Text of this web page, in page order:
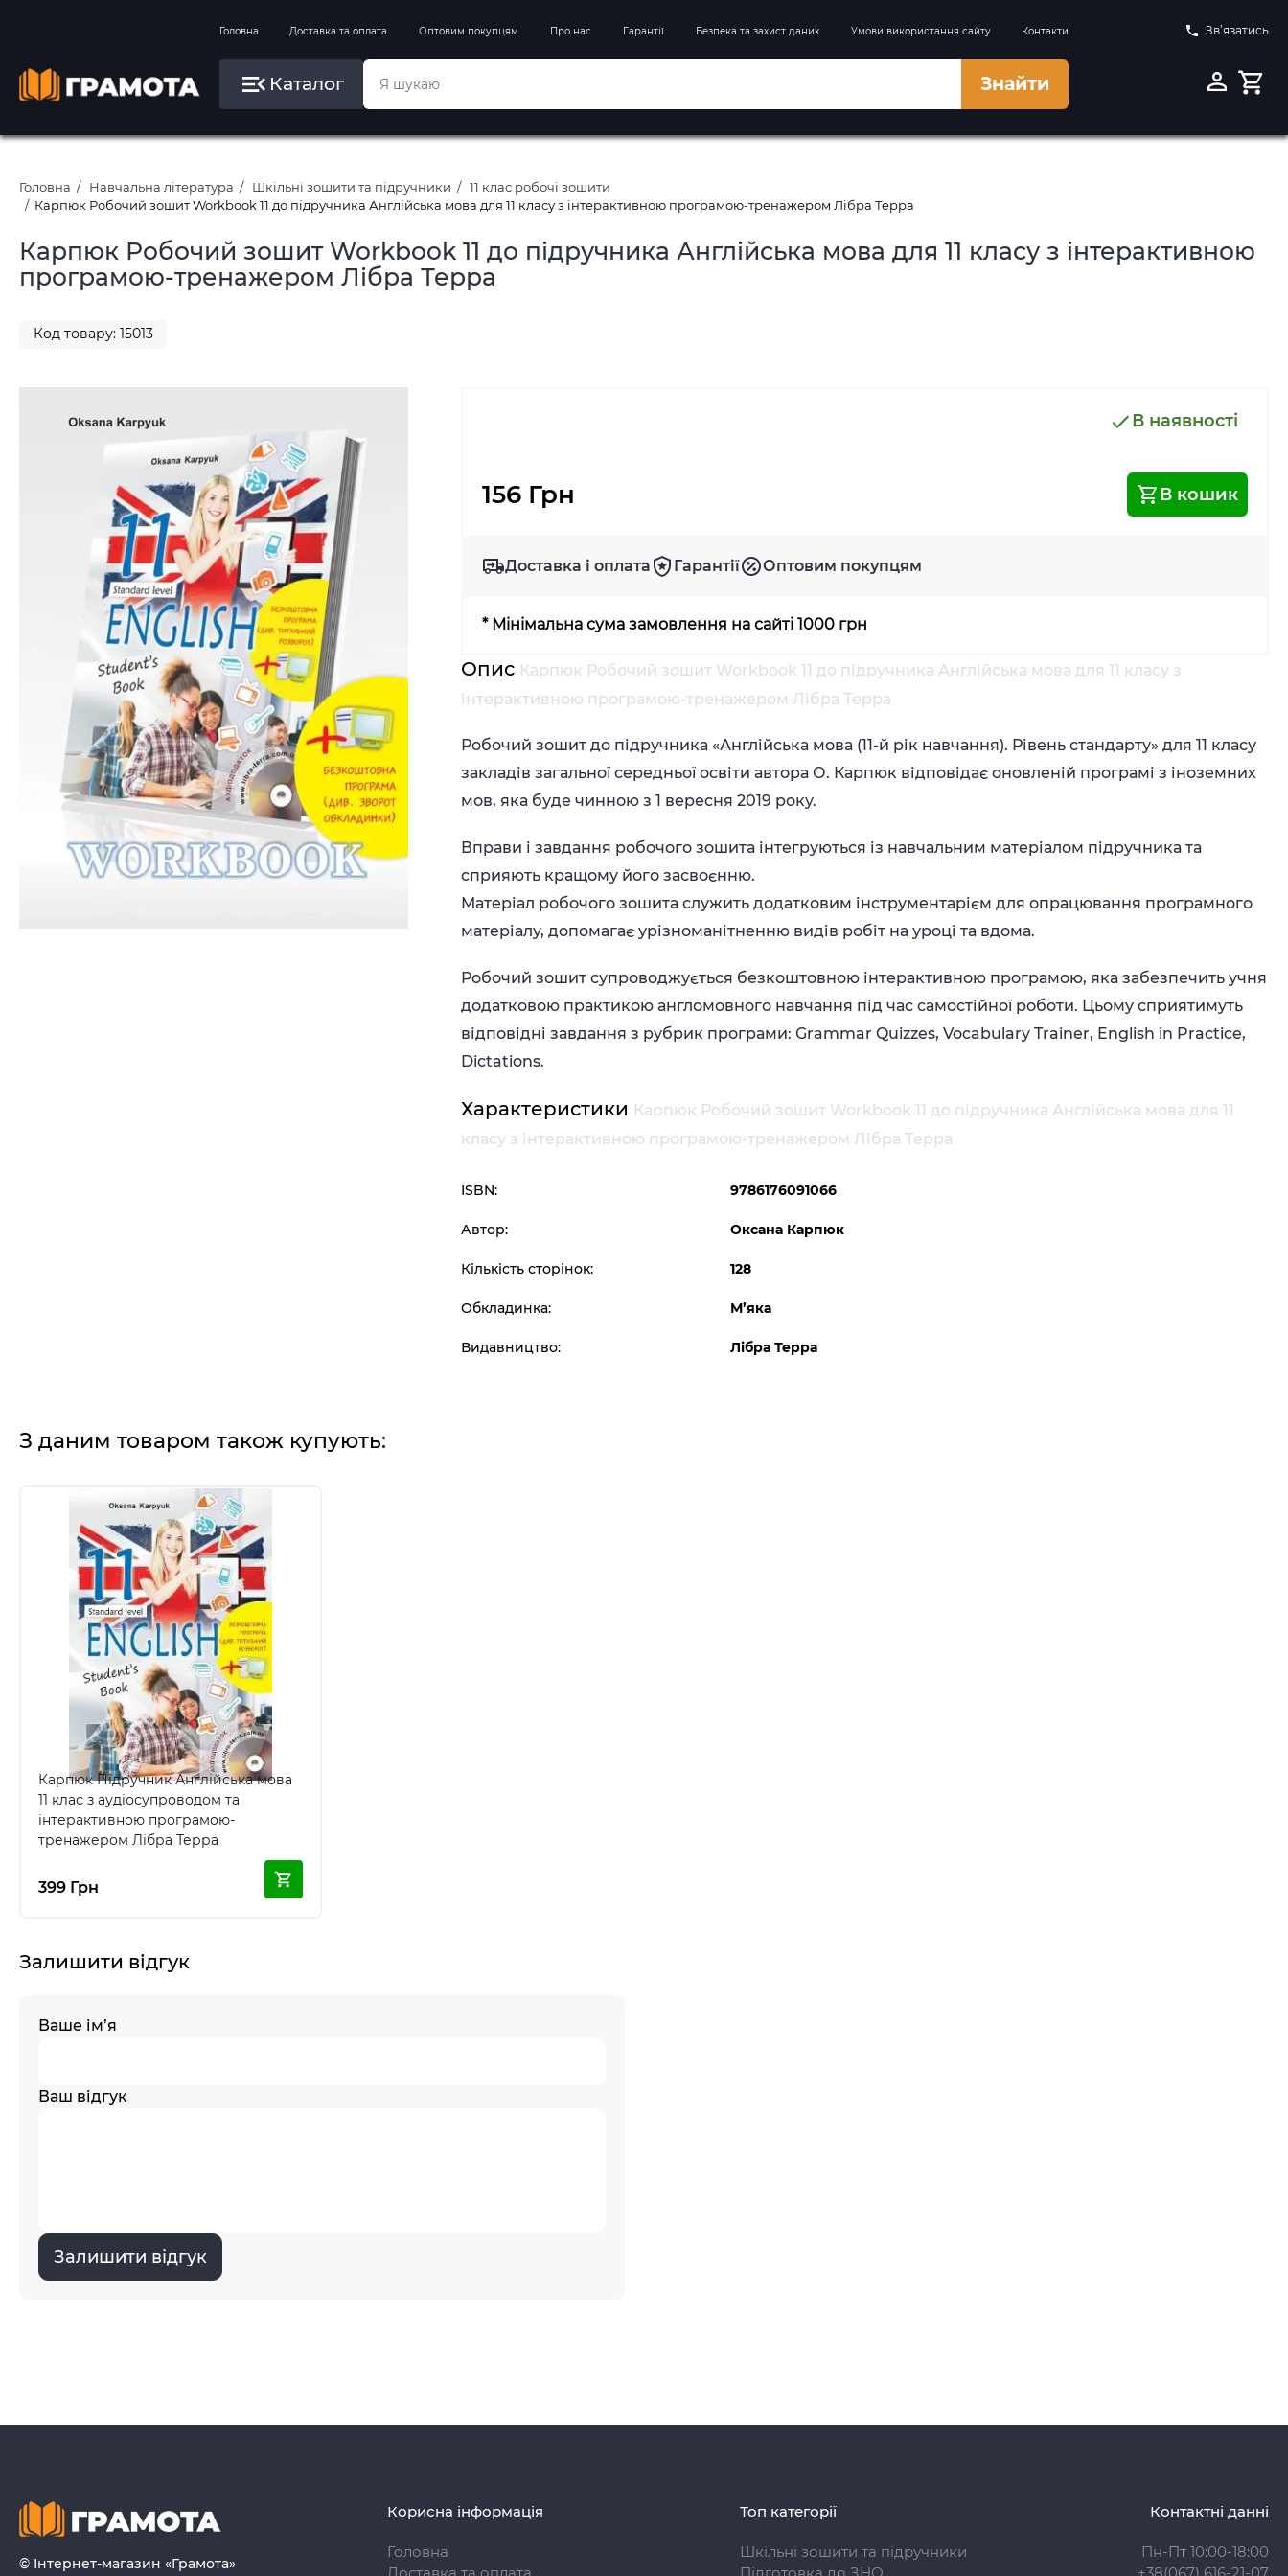
Головна Доставка та оплата Оптовим покупцям Про нас Гарантії Безпека та захист даних Умови використання сайту Контакти Зв’язатись
Каталог Знайти
Вправи на зимові канікули
Літо, пляж, плавання, басейни
Картини за номерами
Головна Навчальна література Шкільні зошити та підручники
11 клас робочі зошити
Карпюк Робочий зошит Workbook 11 до підручника Англійська мова для 11 класу з інтерактивною програмою-тренажером Лібра Терра
Карпюк Робочий зошит Workbook 11 до підручника Англійська мова для 11 класу з інтерактивною
програмою-тренажером Лібра Терра
Код товару: 15013
В наявності
156 Грн В кошик
Доставка і оплата Гарантії Оптовим покупцям
* Мінімальна сума замовлення на сайті 1000 грн
Опис Карпюк Робочий зошит Workbook 11 до підручника Англійська мова для 11 класу з
інтерактивною програмою-тренажером Лібра Терра
Робочий зошит до підручника «Англійська мова (11-й рік навчання). Рівень стандарту» для 11 класу
закладів загальної середньої освіти автора О. Карпюк відповідає оновленій програмі з іноземних
мов, яка буде чинною з 1 вересня 2019 року.
Вправи і завдання робочого зошита інтегруються із навчальним матеріалом підручника та
сприяють кращому його засвоєнню.
Матеріал робочого зошита служить додатковим інструментарієм для опрацювання програмного
матеріалу, допомагає урізноманітненню видів робіт на уроці та вдома.
Робочий зошит супроводжується безкоштовною інтерактивною програмою, яка забезпечить учня
додатковою практикою англомовного навчання під час самостійної роботи. Цьому сприятимуть
відповідні завдання з рубрик програми: Grammar Quizzes, Vocabulary Trainer, English in Practice,
Dictations.
Характеристики Карпюк Робочий зошит Workbook 11 до підручника Англійська мова для 11
класу з інтерактивною програмою-тренажером Лібра Терра
ISBN: 9786176091066
Автор: Оксана Карпюк
Кількість сторінок: 128
Обкладинка: М’яка
Видавництво: Лібра Терра
З даним товаром також купують:
Карпюк Підручник Англійська мова
11 клас з аудіосупроводом та
інтерактивною програмою-
тренажером Лібра Терра
399 Грн
Залишити відгук
Ваше ім’я
Ваш відгук
Залишити відгук
© Інтернет-магазин «Грамота»
Корисна інформація
Головна
Топ категорії
Шкільні зошити та підручники
Контактні данні
Пн-Пт 10:00-18:00